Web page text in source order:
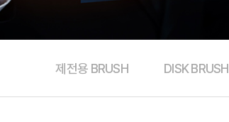
제전용 BRUSH DISK BRUSH